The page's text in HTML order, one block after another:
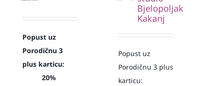
Popust uz
Porodičnu 3
plus karticu:
20%
Bjelopoljak
Kakanj
Popust uz
Porodičnu 3 plus
karticu: